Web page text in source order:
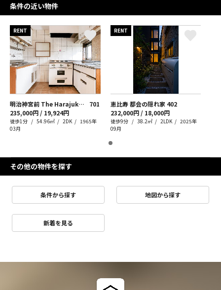
条件の近い物件
RENT
明治神宮前 The Harajuku Vintage
701
235,000円 / 19,924円
徒歩1分 54.96㎡ 2DK
1965年
03月
RENT
恵比寿 都会の隠れ家 402
232,000円 / 18,000円
徒歩9分 38.2㎡ 2LDK
2025年
09月
その他の物件を探す
条件から探す 地図から探す
新着を見る